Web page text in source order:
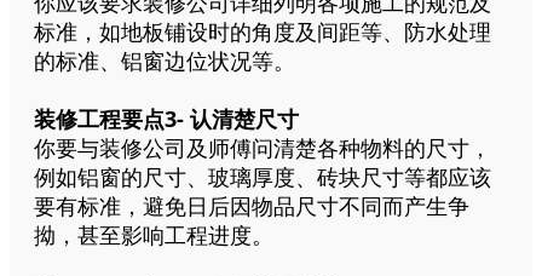
标准，如地板铺设时的角度及间距等、防水处理
的标准、铝窗边位状况等。
装修工程要点3- 认清楚尺寸
你要与装修公司及师傅问清楚各种物料的尺寸，
例如铝窗的尺寸、玻璃厚度、砖块尺寸等都应该
要有标准，避免日后因物品尺寸不同而产生争
拗，甚至影响工程进度。